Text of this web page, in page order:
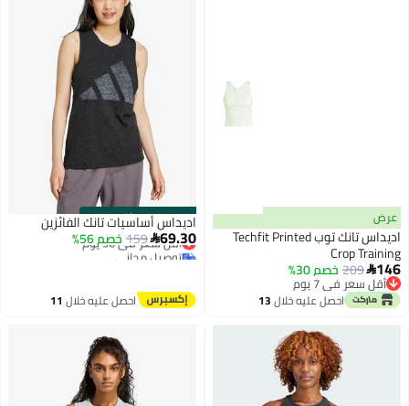
عرض
اديداس تانك توب Techfit Printed
Crop Training
146
209 خصم 30%
أقل سعر في 7 يوم
أقل سعر في 7 يوماحصل عليه خلال13
00m:00s
·باقي 100%
اديداس أساسيات تانك الفائزين
69.30
159 خصم 56%أقل سعر في 30 يوم
توصيل مجاني
أقل سعر في 30 يوم
احصل عليه خلال 11